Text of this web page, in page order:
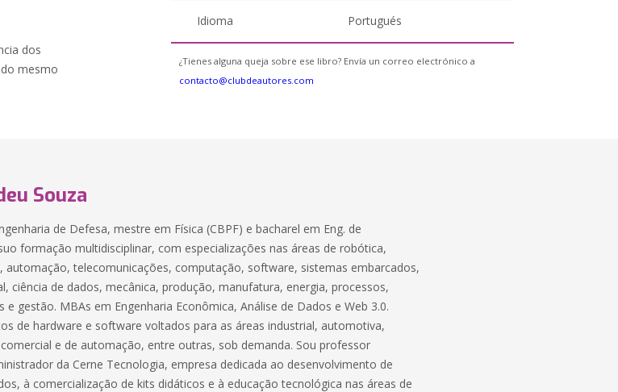
dos
mesmo
Idioma Portugués
¿Tienes alguna queja sobre ese libro? Envía un correo electrónico a
contacto@clubdeautores.com
Souza
de Defesa, mestre em Física (CBPF) e bacharel em Eng. de
formação multidisciplinar, com especializações nas áreas de robótica,
automação, telecomunicações, computação, software, sistemas embarcados,
ciência de dados, mecânica, produção, manufatura, energia, processos,
e gestão. MBAs em Engenharia Econômica, Análise de Dados e Web 3.0.
de hardware e software voltados para as áreas industrial, automotiva,
e de automação, entre outras, sob demanda. Sou professor
da Cerne Tecnologia, empresa dedicada ao desenvolvimento de
à comercialização de kits didáticos e à educação tecnológica nas áreas de